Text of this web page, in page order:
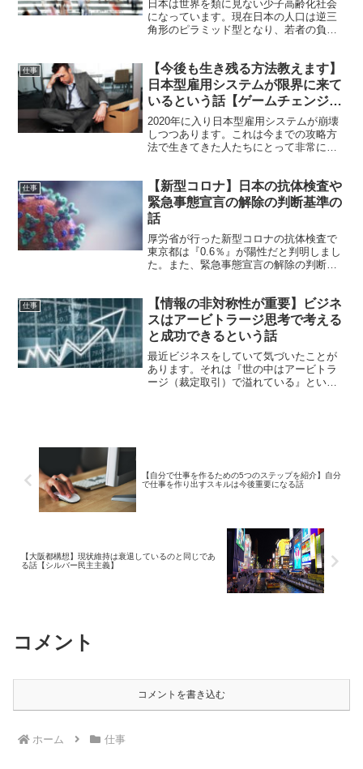
日本は世界を類に見ない少子高齢化社会
になっています。現在日本の人口は逆三
角形のピラミッド型となり、若者の負担
す。負担が大きくなっているので若者た
ちの老人によるフラストレーションが高
まり、日本では老人VS若者の対立構造が
出来上がっています。今回は、日本社会
は老人VS若者の対立構造が出来上がって
いるという話を紹介していきます。
仕事
【今後も生き残る方法教えます】
日本型雇用システムが限界に来て
いるという話【ゲームチェンジが
起きる】
2020年に入り日本型雇用システムが崩壊
しつつあります。これは今までの攻略方
法で生きてきた人たちにとって非常に重
限界についてと今後も生き残る方法につ
いて紹介していきます。
仕事
【新型コロナ】日本の抗体検査や
緊急事態宣言の解除の判断基準の
話
厚労省が行った新型コロナの抗体検査で
東京都は『0.6％』が陽性だと判明しまし
た。また、緊急事態宣言の解除の判断基
緊急事態宣言の解除の判断基準の話につ
いてです。
仕事
【情報の非対称性が重要】ビジネ
スはアービトラージ思考で考える
と成功できるという話
最近ビジネスをしていて気づいたことが
あります。それは『世の中はアービトラ
ージ（裁定取引）で溢れている』という
う話をご紹介します。
【自分で仕事を作るための5つのステップを紹介】自分
で仕事を作り出すスキルは今後重要になる話
【大阪都構想】現状維持は衰退しているのと同じであ
る話【シルバー民主主義】
コメント
コメントを書き込む
ホーム 仕事